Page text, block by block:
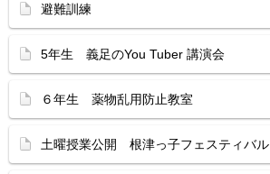
避難訓練
5年生 義足のYou Tuber 講演会
６年生 薬物乱用防止教室
土曜授業公開 根津っ子フェスティバル